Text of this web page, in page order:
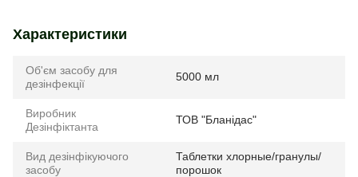
Характеристики
Об'єм засобу для
дезінфекції
5000 мл
Виробник
Дезінфіктанта
ТОВ "Бланідас"
Вид дезінфікуючого
засобу
Таблетки хлорные/гранулы/
порошок